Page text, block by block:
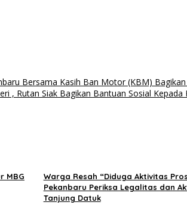
Bersama Kasih Ban Motor (KBM)
, Rutan Siak Bagikan Bantuan Sosial Kepada
MBG
Warga Resah “Diduga Aktivitas
Pekanbaru Periksa Legalitas dan
Tanjung Datuk